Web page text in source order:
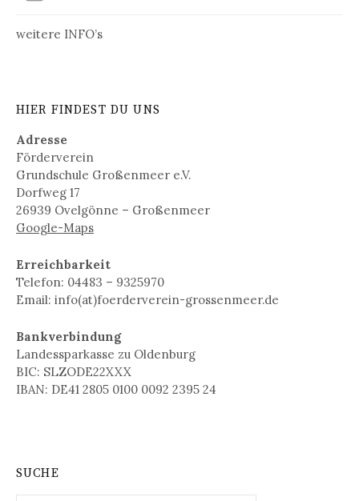
weitere INFO’s
HIER FINDEST DU UNS
Adresse
Förderverein
Grundschule Großenmeer e.V.
Dorfweg 17
26939 Ovelgönne – Großenmeer
Google-Maps
Erreichbarkeit
Telefon: 04483 – 9325970
Email: info(at)foerderverein-grossenmeer.de
Bankverbindung
Landessparkasse zu Oldenburg
BIC: SLZODE22XXX
IBAN: DE41 2805 0100 0092 2395 24
SUCHE